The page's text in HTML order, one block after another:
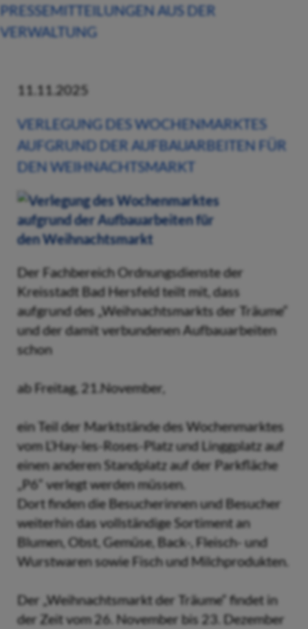
PRESSEMITTEILUNGEN AUS DER
VERWALTUNG
11.11.2025
VERLEGUNG DES WOCHENMARKTES
AUFGRUND DER AUFBAUARBEITEN FÜR
DEN WEIHNACHTSMARKT
Der Fachbereich Ordnungsdienste der
Kreisstadt Bad Hersfeld teilt mit, dass
aufgrund des „Weihnachtsmarkts der Träume“
und der damit verbundenen Aufbauarbeiten
schon
ab Freitag, 21.November,
ein Teil der Marktstände des Wochenmarktes
vom L’Hay-les-Roses-Platz und Linggplatz auf
einen anderen Standplatz auf der Parkfläche
„P6“ verlegt werden müssen.
Dort finden die Besucherinnen und Besucher
weiterhin das vollständige Sortiment an
Blumen, Obst, Gemüse, Back-, Fleisch- und
Wurstwaren sowie Fisch und Milchprodukten.
Der „Weihnachtsmarkt der Träume“ findet in
der Zeit vom 26. November bis 23. Dezember